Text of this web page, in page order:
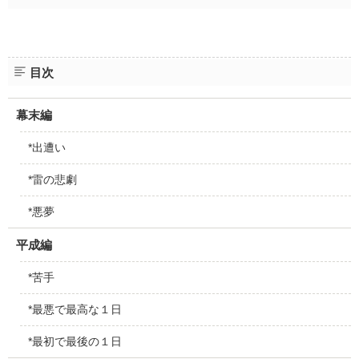
目次
幕末編
*出遭い
*雷の悲劇
*悪夢
平成編
*苦手
*最悪で最高な１日
*最初で最後の１日